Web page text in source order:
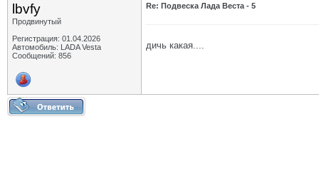
lbvfy
Продвинутый
Регистрация: 01.04.2026
Автомобиль: LADA Vesta
Сообщений: 856
Re: Подвеска Лада Веста - 5
дичь какая....